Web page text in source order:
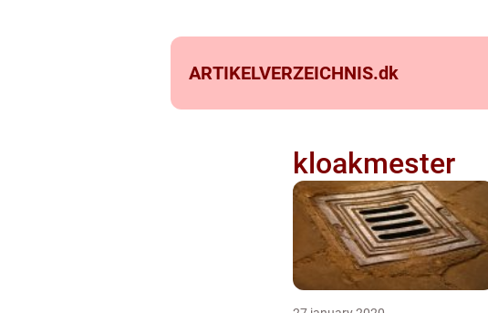
ARTIKELVERZEICHNIS.dk
kloakmester